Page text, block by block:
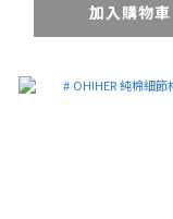
加入購物車